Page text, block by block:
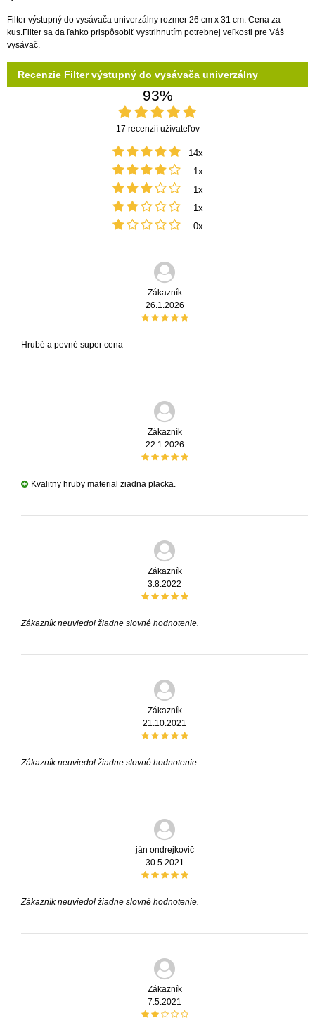
Filter výstupný do vysávača univerzálny rozmer 26 cm x 31 cm. Cena za
kus.Filter sa da ľahko prispôsobiť vystrihnutím potrebnej veľkosti pre Váš
vysávač.
Recenzie Filter výstupný do vysávača univerzálny
93%
17 recenzií užívateľov
14x
1x
1x
1x
0x
Zákazník
26.1.2026
Hrubé a pevné super cena
Zákazník
22.1.2026
Kvalitny hruby material ziadna placka.
Zákazník
3.8.2022
Zákazník neuviedol žiadne slovné hodnotenie.
Zákazník
21.10.2021
Zákazník neuviedol žiadne slovné hodnotenie.
ján ondrejkovič
30.5.2021
Zákazník neuviedol žiadne slovné hodnotenie.
Zákazník
7.5.2021